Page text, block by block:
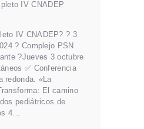
IV CNADEP? ? 3
? Complejo PSN
?Jueves 3 octubre
✅ Conferencia
redonda. «La
El camino
pediátricos de
4…